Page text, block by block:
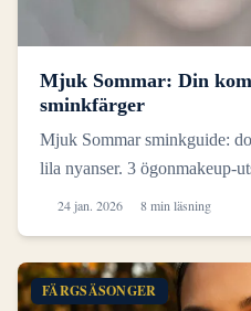
Mjuk Sommar: Din
sminkfärger
Mjuk Sommar sminkguide:
lila nyanser. 3 ögonmakeup-
24 jan. 2026 8 min läsning
FÄRGSÄSONGER